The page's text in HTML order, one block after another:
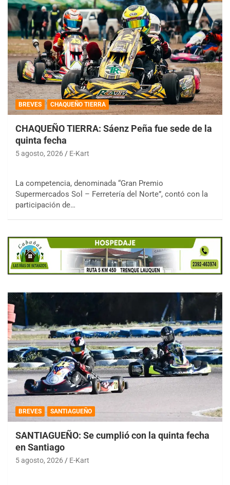
BREVES CHAQUEÑO TIERRA
CHAQUEÑO TIERRA: Sáenz Peña fue sede de la
quinta fecha
5 agosto, 2026 E-Kart
La competencia, denominada “Gran Premio
Supermercados Sol – Ferretería del Norte”, contó con la
participación de…
BREVES SANTIAGUEÑO
SANTIAGUEÑO: Se cumplió con la quinta fecha
en Santiago
5 agosto, 2026 E-Kart